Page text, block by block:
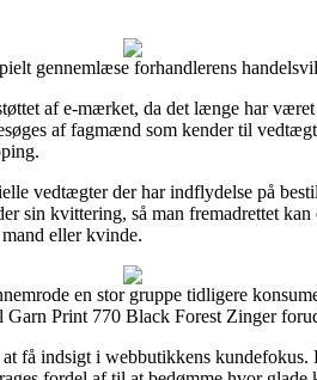
gennemlæse forhandlerens
af e-mærket, da det længe har
af fagmænd som kender til
vedtægter der har indflydelse på
sin kvittering, så man fremadrettet
eller kvinde.
en stor gruppe tidligere
Print 770 Black Forest Zinger
få indsigt i webbutikkens